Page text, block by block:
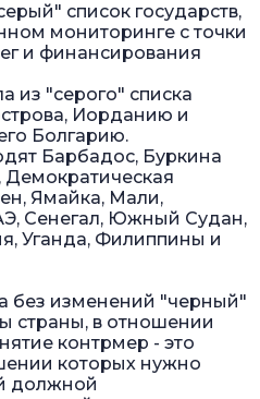
список государств,
мониторинге с точки
и финансирования
из "серого" списка
Иорданию и
Болгарию.
Барбадос, Буркина
Демократическая
Ямайка, Мали,
Сенегал, Южный Судан,
Уганда, Филиппины и
без изменений "черный"
страны, в отношении
контрмер - это
которых нужно
должной